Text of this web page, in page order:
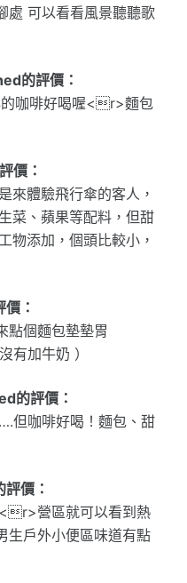
可以看看風景聽聽歌
的評價：
咖啡好喝喔<r>麵包
價：
來體驗飛行傘的客人，
菜、蘋果等配料，但甜
物添加，個頭比較小，
：
個麵包墊墊胃
有加牛奶 ）
的評價：
但咖啡好喝！麵包、甜
價：
營區就可以看到熱
戶外小便區味道有點